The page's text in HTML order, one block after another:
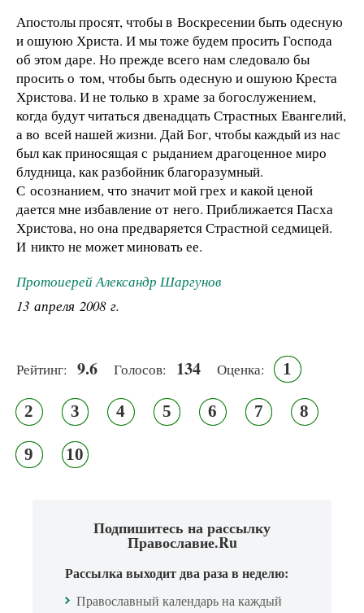
Апостолы просят, чтобы в Воскресении быть одесную
и ошуюю Христа. И мы тоже будем просить Господа
об этом даре. Но прежде всего нам следовало бы
просить о том, чтобы быть одесную и ошуюю Креста
Христова. И не только в храме за богослужением,
когда будут читаться двенадцать Страстных Евангелий,
а во всей нашей жизни. Дай Бог, чтобы каждый из нас
был как приносящая с рыданием драгоценное миро
блудница, как разбойник благоразумный.
С осознанием, что значит мой грех и какой ценой
дается мне избавление от него. Приближается Пасха
Христова, но она предваряется Страстной седмицей.
И никто не может миновать ее.
Протоиерей Александр Шаргунов
13 апреля 2008 г.
Рейтинг: 9.6 Голосов: 134 Оценка: 1
2 3 4 5 6 7 8
9 10
Подпишитесь на рассылку
Православие.Ru
Рассылка выходит два раза в неделю:
Православный календарь на каждый